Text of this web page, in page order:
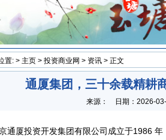
置: > 主页 > 投资商业网 > 资讯 > 正文
通厦集团，三十余载精耕
来源： 日期： 2026-
通厦投资开发集团有限公司成立于1986